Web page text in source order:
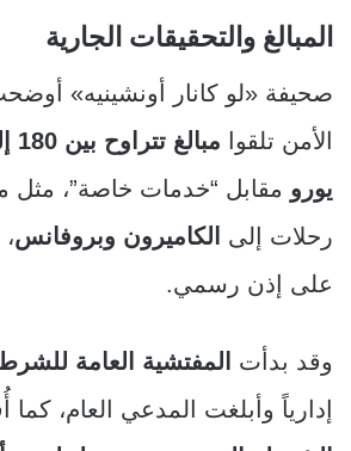
المبالغ والتحقيقات الجارية
صحيفة «لو كانار أونشينيه»
الأمن تلقوا
يورو مقابل “خدمات خاصة”، مثل
رحلات إلى
الكاميرون وبروفانس
على إذن رسمي.
وقد بدأت المفتشية العامة
إدارياً وأبلغت المدعي العام، كما